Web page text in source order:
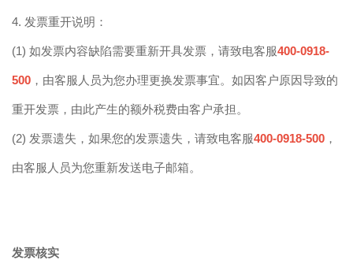
4. 发票重开说明：
(1) 如发票内容缺陷需要重新开具发票，请致电客服400-0918-
500 ，由客服人员为您办理更换发票事宜。如因客户原因导致的
重开发票，由此产生的额外税费由客户承担。
(2) 发票遗失，如果您的发票遗失，请致电客服400-0918-500 ，
由客服人员为您重新发送电子邮箱。
发票核实